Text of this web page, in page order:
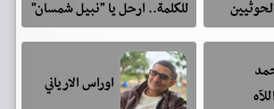
للكلمة.. ارحل يا "نبيل شمسان"
اوراس الارياني